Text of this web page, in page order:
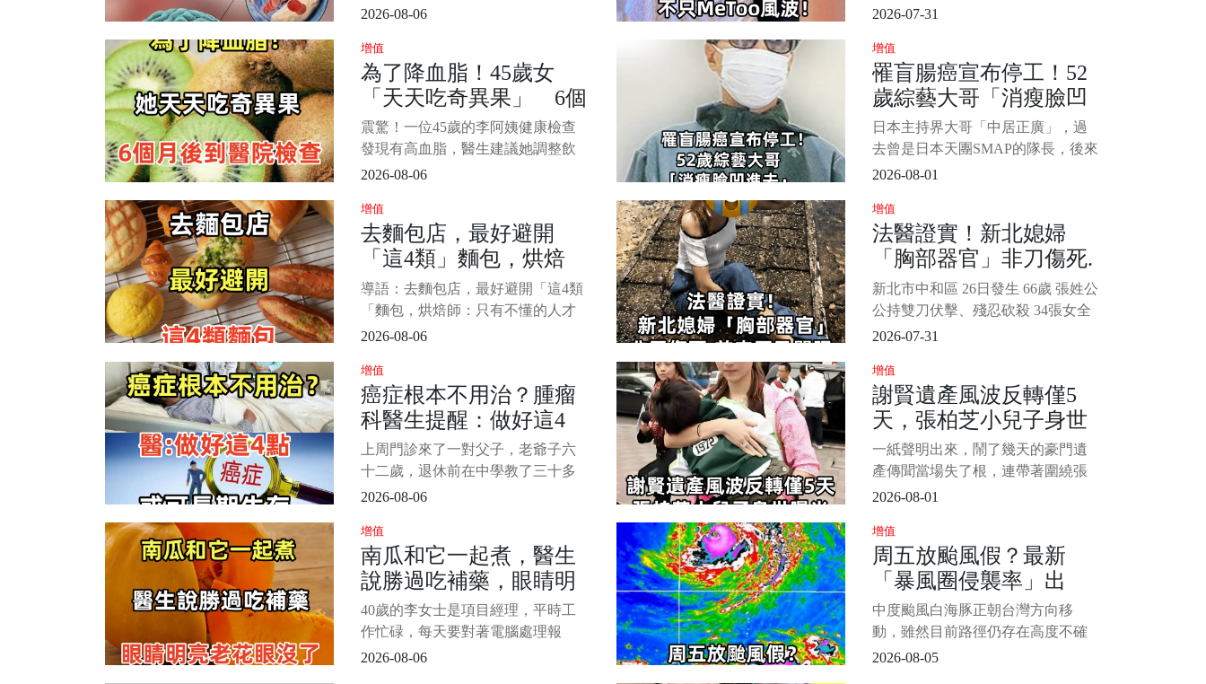
極高，因此被認為是中老年「死
腦梗。 腦梗的出現主要是因為某種
原因，讓腦部血管出現了血流上的
阻礙，造成腦組織的缺血，以及相
應的組織出現了神經性功能的缺
失。 對人的生活影
2026-08-06
增值
為了降血脂！45歲女
「天天吃奇異果」 6個
月後「到醫院檢查」結
果呆住了
震驚！一位45歲的李阿姨健康檢查
發現有高血脂，醫生建議她調整飲
食並服藥，但她卻選擇了一條不尋
果。 1/6 六個月後複查，她的血脂
居然神奇下降，連主治醫生都驚訝
不已！這到底是偶然還是奇異果真
有這般神力？
2026-08-06
增值
去麵包店，最好避開
「這4類」麵包，烘焙
師：只有不懂的人才會
買！
導語：去麵包店，最好避開「這4類
「麵包，烘焙師：只有不懂的人才
會買隨著飲食的多樣化，麵包的種
店，櫥窗里琳瑯滿目的麵包總是讓
人挑花了眼，香甜的氣味更是讓人
忍不住想多買幾個。 然而，並非所
有麵包都值得購買，有些麵包看似
誘人，實則暗藏"貓膩"。
2026-08-06
增值
癌症根本不用治？腫瘤
科醫生提醒：做好這4
點，或可長期生存
上周門診來了一對父子，老爺子六
十二歲，退休前在中學教了三十多
年書，單位體檢查出肺上有個小結
癌。 兒子剛拿到報告眼圈就紅了，
拉著醫生的手問能不能馬上安排手
術、接著上化療，錢不是問題，只
要能把癌細胞全清乾淨。 1/8 老爺
子反倒
2026-08-06
增值
南瓜和它一起煮，醫生
說勝過吃補藥，眼睛明
亮了，老花眼沒有了
40歲的李女士是項目經理，平時工
作忙碌，每天要對著電腦處理報
表、用手機回復客戶，不知不覺
2026-08-06
擺，2025年二審遭判刑8個月，緩刑
名義活動，其家庭狀態也成為外界
關注焦點。 近日更有傳聞指出，其
身分證配偶欄已悄然空白，雖然老
婆慈惠（林慈惠）並未正式說明婚
姻現況，但她昨（12）日凌晨
2026-07-31
增值
罹盲腸癌宣布停工！52
歲綜藝大哥「消瘦臉凹
進去」公司鬆口「叫救
護車2度手術」憔悴模樣
曝
日本主持界大哥「中居正廣」，過
去曾是日本天團SMAP的隊長，後來
從偶像界轉戰綜藝圈後，靠著帥氣
觀眾的喜愛，雖然後來爆出不少醜
聞，但在日本地位依然崇高。 只是
2022年傳出，打拚超過30年以來，
幾乎沒有請過長假的他，突然宣布
停工休養1個月，後面就有知情人士
透露，
2026-08-01
增值
法醫證實！新北媳婦
「胸部器官」非刀傷死.
前來不及闔眼、慘狀令
人心疼...
新北市中和區 26日發生 66歲 張姓公
公持雙刀伏擊、殘忍砍殺 34張女全
身慘遭砍刀，致命傷位於頸部，導
不及閔眼便離世， 1/4 死狀公寓相
當慘慘慘慘死於樓梯間。 發後一度
傳出死者高度敏感器官遭割除離奇
消失，欠社會；然而法醫
2026-07-31
增值
謝賢遺產風波反轉僅5
天，張柏芝小兒子身世
曝光，是我們誤會了
一紙聲明出來，鬧了幾天的豪門遺
產傳聞當場失了根，連帶著圍繞張
柏芝小兒子的身世猜測，也被證明
路上突然冒出一份說得極細的“遺囑
內容”，其中最扎眼的說法，是大部
分資產留給了兩位長孫，剩下一部
分由謝霆鋒和謝婷婷分配
2026-08-01
增值
周五放颱風假？最新
「暴風圈侵襲率」出
爐 北北基桃最高
中度颱風白海豚正朝台灣方向移
動，雖然目前路徑仍存在高度不確
定性，但北轉的幅度將直接決定對
2026-08-05